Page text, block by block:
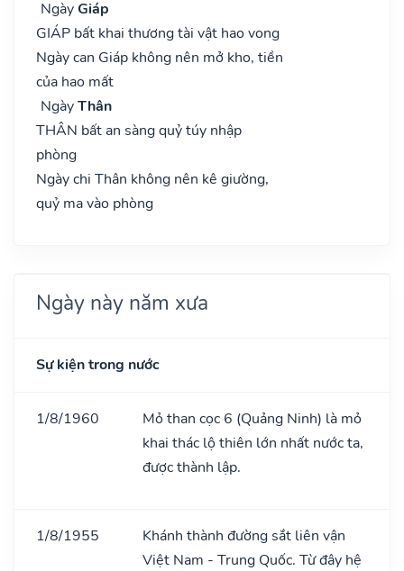
NgàyGiáp
GIÁP bất khai thương tài vật hao vong
Ngày can Giáp không nên mở kho, tiền
của hao mất
NgàyThân
THÂN bất an sàng quỷ túy nhập
phòng
Ngày chi Thân không nên kê giường,
quỷ ma vào phòng
Ngày này năm xưa
Sự kiện trong nước
1/8/1960
Mỏ than cọc 6 (Quảng Ninh) là mỏ
khai thác lộ thiên lớn nhất nước ta,
được thành lập.
1/8/1955
Khánh thành đường sắt liên vận
Việt Nam - Trung Quốc. Từ đây hệ